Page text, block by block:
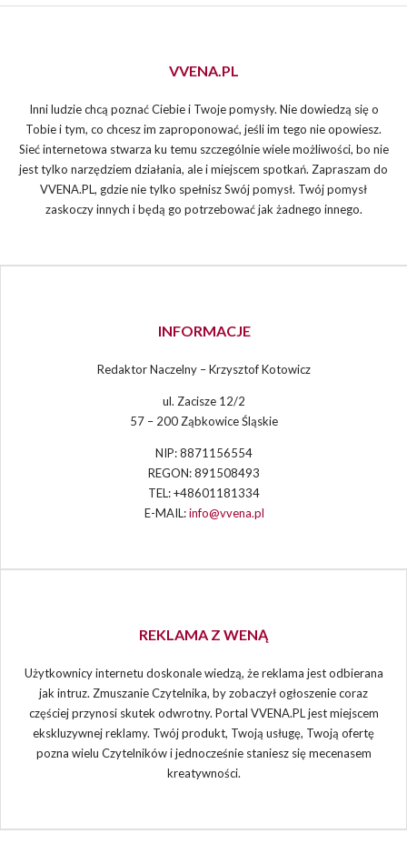
VVENA.PL
Inni ludzie chcą poznać Ciebie i Twoje pomysły. Nie dowiedzą się o
Tobie i tym, co chcesz im zaproponować, jeśli im tego nie opowiesz.
Sieć internetowa stwarza ku temu szczególnie wiele możliwości, bo nie
jest tylko narzędziem działania, ale i miejscem spotkań. Zapraszam do
VVENA.PL, gdzie nie tylko spełnisz Swój pomysł. Twój pomysł
zaskoczy innych i będą go potrzebować jak żadnego innego.
INFORMACJE
Redaktor Naczelny – Krzysztof Kotowicz
ul. Zacisze 12/2
57 – 200 Ząbkowice Śląskie
NIP: 8871156554
REGON: 891508493
TEL: +48601181334
E-MAIL:info@vvena.pl
REKLAMA Z WENĄ
Użytkownicy internetu doskonale wiedzą, że reklama jest odbierana
jak intruz. Zmuszanie Czytelnika, by zobaczył ogłoszenie coraz
częściej przynosi skutek odwrotny. Portal VVENA.PL jest miejscem
ekskluzywnej reklamy. Twój produkt, Twoją usługę, Twoją ofertę
pozna wielu Czytelników i jednocześnie staniesz się mecenasem
kreatywności.